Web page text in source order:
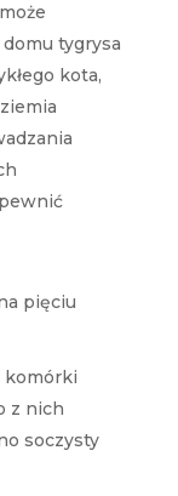
tygrysa
kota,
pięciu
z nich
soczysty